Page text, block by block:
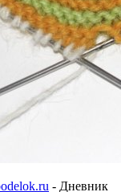
- Дневник